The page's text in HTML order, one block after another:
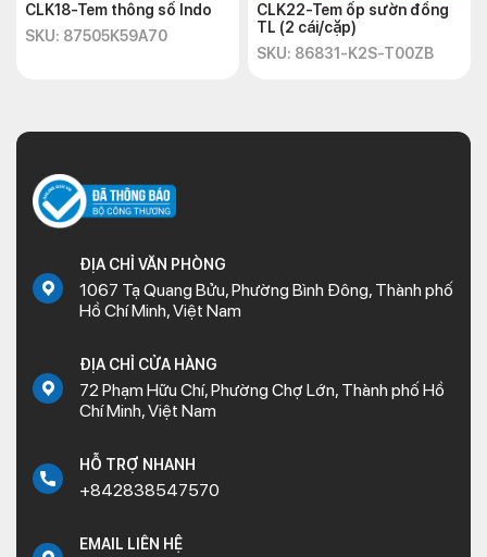
CLK18-Tem thông số Indo
SKU: 87505K59A70
CLK22-Tem ốp sườn đồng
TL (2 cái/cặp)
SKU: 86831-K2S-T00ZB
ĐỊA CHỈ VĂN PHÒNG
1067 Tạ Quang Bửu, Phường Bình Đông, Thành phố
Hồ Chí Minh, Việt Nam
ĐỊA CHỈ CỬA HÀNG
72 Phạm Hữu Chí, Phường Chợ Lớn, Thành phố Hồ
Chí Minh, Việt Nam
HỖ TRỢ NHANH
+842838547570
EMAIL LIÊN HỆ